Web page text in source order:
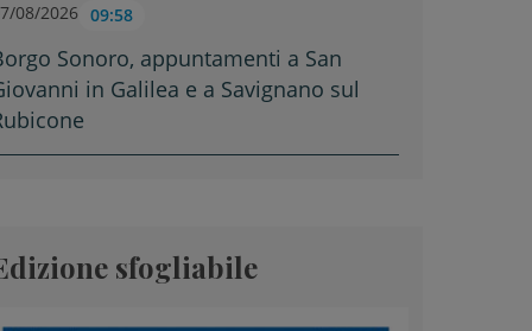
08/2026 09:58
Sonoro, appuntamenti a San
in Galilea e a Savignano sul
sfogliabile